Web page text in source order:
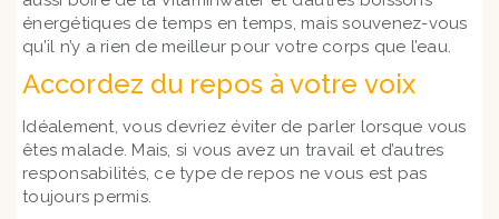
énergétiques de temps en temps, mais souvenez-vous
qu’il n’y a rien de meilleur pour votre corps que l’eau.
Accordez du repos à votre voix
Idéalement, vous devriez éviter de parler lorsque vous
êtes malade. Mais, si vous avez un travail et d’autres
responsabilités, ce type de repos ne vous est pas
toujours permis.